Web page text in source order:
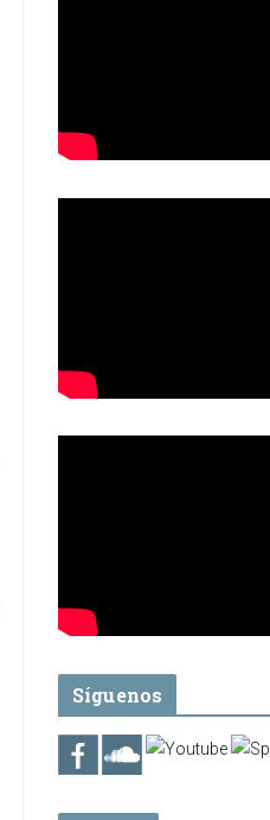
Síguenos